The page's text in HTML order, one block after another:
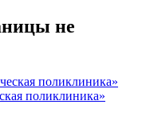
не
поликлиника»